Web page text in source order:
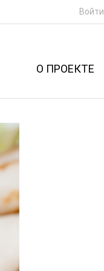
Войти
О ПРОЕКТЕ